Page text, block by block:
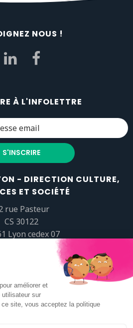
NOUS !
À L'INFOLETTRE
- DIRECTION CULTURE,
ET SOCIÉTÉ
rue Pasteur
CS 30122
Lyon cedex 07
lyon.fr
(0)4 37 37 82 01